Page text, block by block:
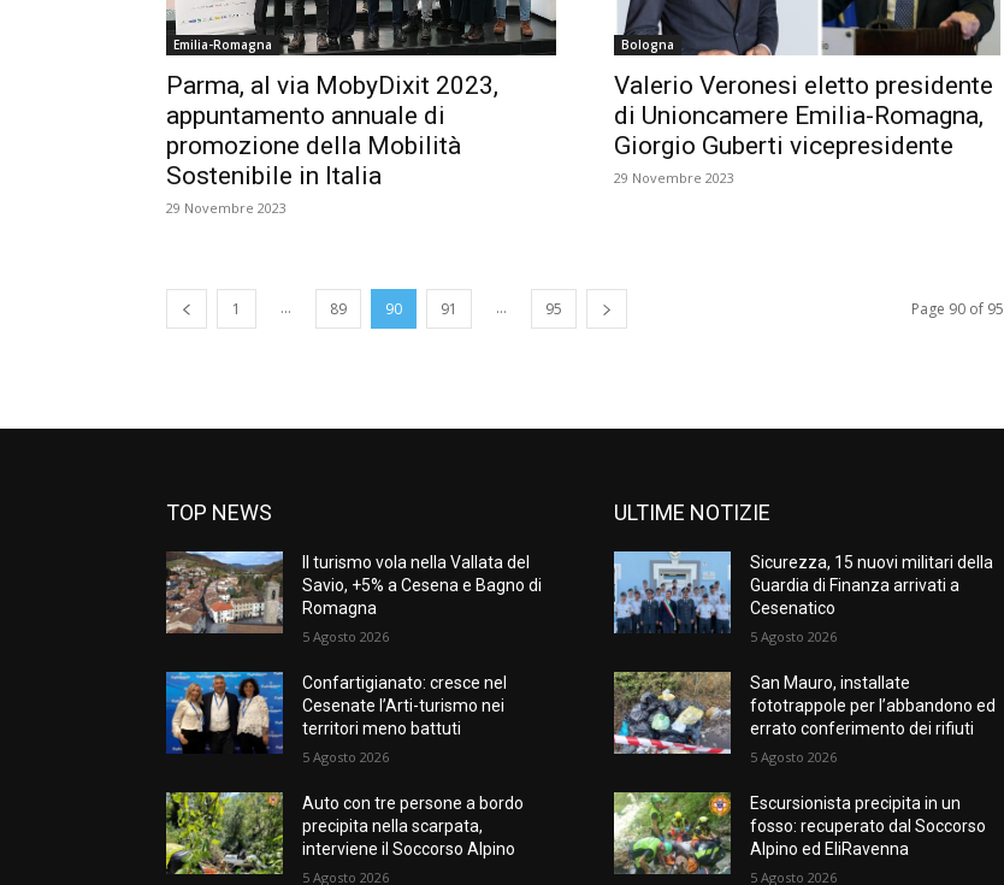
Emilia-Romagna
Parma, al via MobyDixit 2023,
appuntamento annuale di
promozione della Mobilità
Sostenibile in Italia
29 Novembre 2023
Bologna
Valerio Veronesi eletto presidente
di Unioncamere Emilia-Romagna,
Giorgio Guberti vicepresidente
29 Novembre 2023
1 ... 89 90 91 ... 95 Page 90 of 95
TOP NEWS
Il turismo vola nella Vallata del
Savio, +5% a Cesena e Bagno di
Romagna
5 Agosto 2026
Confartigianato: cresce nel
Cesenate l’Arti-turismo nei
territori meno battuti
5 Agosto 2026
Auto con tre persone a bordo
precipita nella scarpata,
interviene il Soccorso Alpino
5 Agosto 2026
ULTIME NOTIZIE
Sicurezza, 15 nuovi militari della
Guardia di Finanza arrivati a
Cesenatico
5 Agosto 2026
San Mauro, installate
fototrappole per l’abbandono ed
errato conferimento dei rifiuti
5 Agosto 2026
Escursionista precipita in un
fosso: recuperato dal Soccorso
Alpino ed EliRavenna
5 Agosto 2026